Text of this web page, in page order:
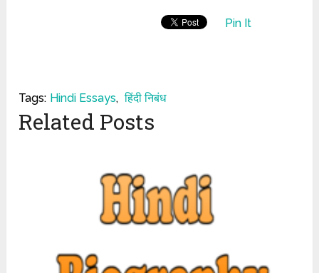
Pin It
Tags: Hindi Essays, हिंदी निबंध
Related Posts